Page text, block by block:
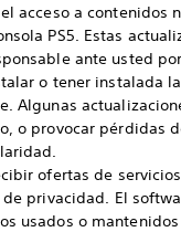
acceso a contenidos
PS5. Estas
ante usted
o tener instalada
Algunas
o provocar pérdidas
ofertas de
privacidad. El
usados o